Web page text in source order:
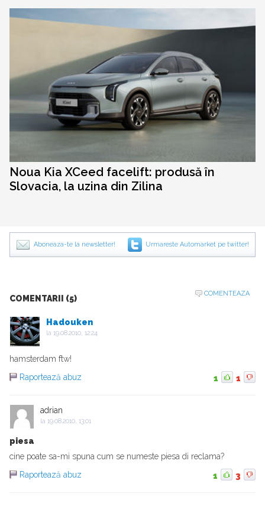
Noua Kia XCeed facelift: produsă în
Slovacia, la uzina din Zilina
Aboneaza-te la newsletter! Urmareste Automarket pe twitter!
COMENTARII (5)
COMENTEAZA
Hadouken
la 19.08.2010, 12:24
hamsterdam ftw!
Raportează abuz
1 1
adrian
la 19.08.2010, 13:01
piesa
cine poate sa-mi spuna cum se numeste piesa di reclama?
Raportează abuz
1 3